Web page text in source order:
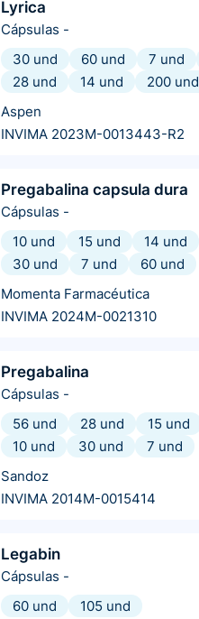
Lyrica
Cápsulas -
30 und
60 und 7 und
28 und
14 und 200 und
Aspen
INVIMA 2023M-0013443-R2
Pregabalina capsula dura
Cápsulas -
10 und
15 und 14 und
30 und
7 und
60 und
Momenta Farmacéutica
INVIMA 2024M-0021310
Pregabalina
Cápsulas -
56 und
28 und 15 und
10 und
30 und
7 und
Sandoz
INVIMA 2014M-0015414
Legabin
Cápsulas -
60 und
105 und